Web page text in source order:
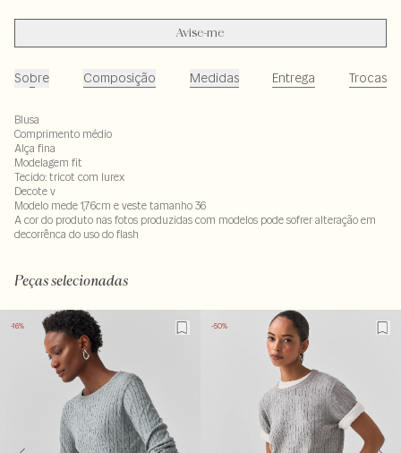
Avise-me
Sobre Composição Medidas Entrega Trocas
Blusa
Comprimento médio
Alça fina
Modelagem fit
Tecido: tricot com lurex
Decote v
Modelo mede 1,76cm e veste tamanho 36
A cor do produto nas fotos produzidas com modelos pode sofrer alteração em
decorrênca do uso do flash
Peças selecionadas
-16% -50%